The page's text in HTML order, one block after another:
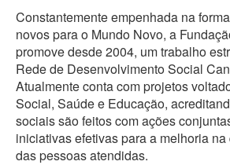
Constantemente empenhada na
novos para o Mundo Novo, a
promove desde 2004, um trabalho
Rede de Desenvolvimento Social
Atualmente conta com projetos
Social, Saúde e Educação,
sociais são feitos com ações
iniciativas efetivas para a melhoria
das pessoas atendidas.